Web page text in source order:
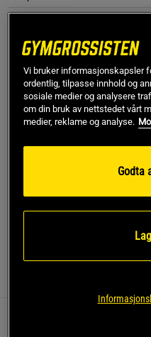
Gratis frakt over 799 kr
Vi bruker informasjonskapsler
ordentlig, tilpasse innhold og
sosiale medier og analysere
om din bruk av nettstedet vårt
medier, reklame og analyse.
Godta